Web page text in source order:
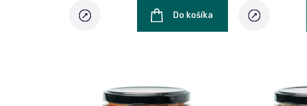
Do košíka